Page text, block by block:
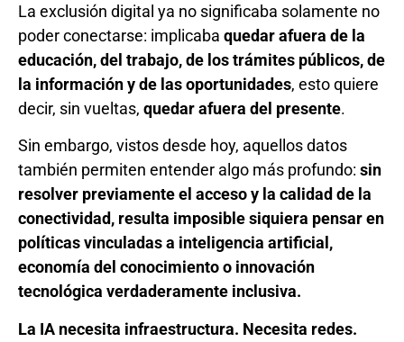
La exclusión digital ya no significaba solamente no
poder conectarse: implicaba quedar afuera de la
educación, del trabajo, de los trámites públicos, de
la información y de las oportunidades, esto quiere
decir, sin vueltas, quedar afuera del presente.
Sin embargo, vistos desde hoy, aquellos datos
también permiten entender algo más profundo: sin
resolver previamente el acceso y la calidad de la
conectividad, resulta imposible siquiera pensar en
políticas vinculadas a inteligencia artificial,
economía del conocimiento o innovación
tecnológica verdaderamente inclusiva.
La IA necesita infraestructura. Necesita redes.